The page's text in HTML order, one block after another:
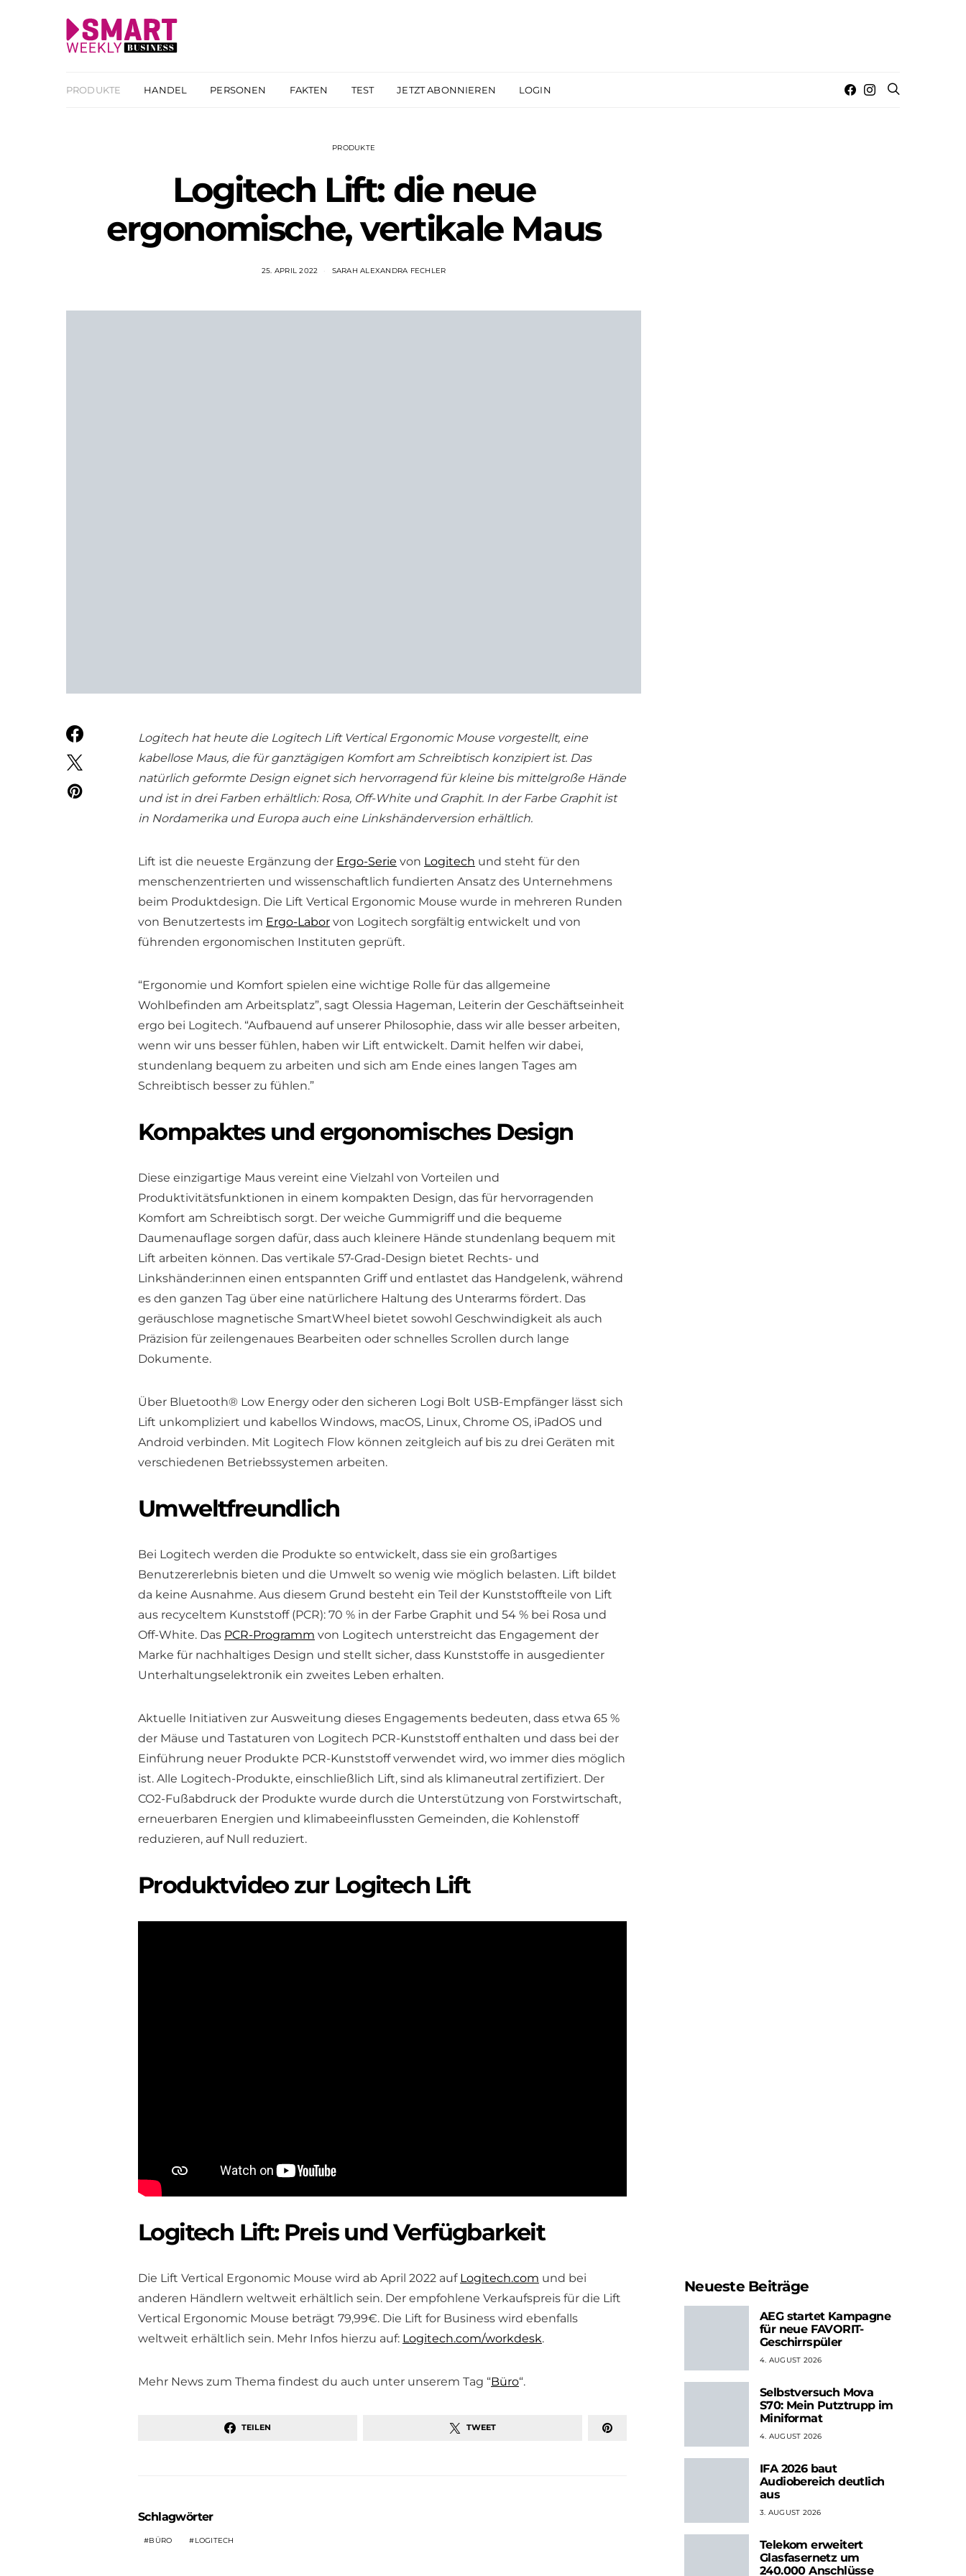
PRODUKTE HANDEL PERSONEN FAKTEN TEST JETZT ABONNIEREN LOGIN
PRODUKTE
Logitech Lift: die neue
ergonomische, vertikale Maus
25. APRIL 2022 SARAH ALEXANDRA FECHLER
Logitech hat heute die Logitech Lift Vertical Ergonomic Mouse vorgestellt, eine
kabellose Maus, die für ganztägigen Komfort am Schreibtisch konzipiert ist. Das
natürlich geformte Design eignet sich hervorragend für kleine bis mittelgroße Hände
und ist in drei Farben erhältlich: Rosa, Off-White und Graphit. In der Farbe Graphit ist
in Nordamerika und Europa auch eine Linkshänderversion erhältlich.
Lift ist die neueste Ergänzung der Ergo-Serie von Logitech und steht für den
menschenzentrierten und wissenschaftlich fundierten Ansatz des Unternehmens
beim Produktdesign. Die Lift Vertical Ergonomic Mouse wurde in mehreren Runden
von Benutzertests im Ergo-Labor von Logitech sorgfältig entwickelt und von
führenden ergonomischen Instituten geprüft.
“Ergonomie und Komfort spielen eine wichtige Rolle für das allgemeine
Wohlbefinden am Arbeitsplatz”, sagt Olessia Hageman, Leiterin der Geschäftseinheit
ergo bei Logitech. “Aufbauend auf unserer Philosophie, dass wir alle besser arbeiten,
wenn wir uns besser fühlen, haben wir Lift entwickelt. Damit helfen wir dabei,
stundenlang bequem zu arbeiten und sich am Ende eines langen Tages am
Schreibtisch besser zu fühlen.”
Kompaktes und ergonomisches Design
Diese einzigartige Maus vereint eine Vielzahl von Vorteilen und
Produktivitätsfunktionen in einem kompakten Design, das für hervorragenden
Komfort am Schreibtisch sorgt. Der weiche Gummigriff und die bequeme
Daumenauflage sorgen dafür, dass auch kleinere Hände stundenlang bequem mit
Lift arbeiten können. Das vertikale 57-Grad-Design bietet Rechts- und
Linkshänder:innen einen entspannten Griff und entlastet das Handgelenk, während
es den ganzen Tag über eine natürlichere Haltung des Unterarms fördert. Das
geräuschlose magnetische SmartWheel bietet sowohl Geschwindigkeit als auch
Präzision für zeilengenaues Bearbeiten oder schnelles Scrollen durch lange
Dokumente.
Über Bluetooth® Low Energy oder den sicheren Logi Bolt USB-Empfänger lässt sich
Lift unkompliziert und kabellos Windows, macOS, Linux, Chrome OS, iPadOS und
Android verbinden. Mit Logitech Flow können zeitgleich auf bis zu drei Geräten mit
verschiedenen Betriebssystemen arbeiten.
Umweltfreundlich
Bei Logitech werden die Produkte so entwickelt, dass sie ein großartiges
Benutzererlebnis bieten und die Umwelt so wenig wie möglich belasten. Lift bildet
da keine Ausnahme. Aus diesem Grund besteht ein Teil der Kunststoffteile von Lift
aus recyceltem Kunststoff (PCR): 70 % in der Farbe Graphit und 54 % bei Rosa und
Off-White. Das PCR-Programm von Logitech unterstreicht das Engagement der
Marke für nachhaltiges Design und stellt sicher, dass Kunststoffe in ausgedienter
Unterhaltungselektronik ein zweites Leben erhalten.
Aktuelle Initiativen zur Ausweitung dieses Engagements bedeuten, dass etwa 65 %
der Mäuse und Tastaturen von Logitech PCR-Kunststoff enthalten und dass bei der
Einführung neuer Produkte PCR-Kunststoff verwendet wird, wo immer dies möglich
ist. Alle Logitech-Produkte, einschließlich Lift, sind als klimaneutral zertifiziert. Der
CO2-Fußabdruck der Produkte wurde durch die Unterstützung von Forstwirtschaft,
erneuerbaren Energien und klimabeeinflussten Gemeinden, die Kohlenstoff
reduzieren, auf Null reduziert.
Produktvideo zur Logitech Lift
Logitech Lift: Preis und Verfügbarkeit
Die Lift Vertical Ergonomic Mouse wird ab April 2022 auf Logitech.com und bei
anderen Händlern weltweit erhältlich sein. Der empfohlene Verkaufspreis für die Lift
Vertical Ergonomic Mouse beträgt 79,99€. Die Lift for Business wird ebenfalls
weltweit erhältlich sein. Mehr Infos hierzu auf: Logitech.com/workdesk.
Mehr News zum Thema findest du auch unter unserem Tag “Büro“.
TEILEN TWEET
Schlagwörter
BÜRO LOGITECH
Neueste Beiträge
AEG startet Kampagne
für neue FAVORIT-
Geschirrspüler
4. AUGUST 2026
Selbstversuch Mova
S70: Mein Putztrupp im
Miniformat
4. AUGUST 2026
IFA 2026 baut
Audiobereich deutlich
aus
3. AUGUST 2026
Telekom erweitert
Glasfasernetz um
240.000 Anschlüsse